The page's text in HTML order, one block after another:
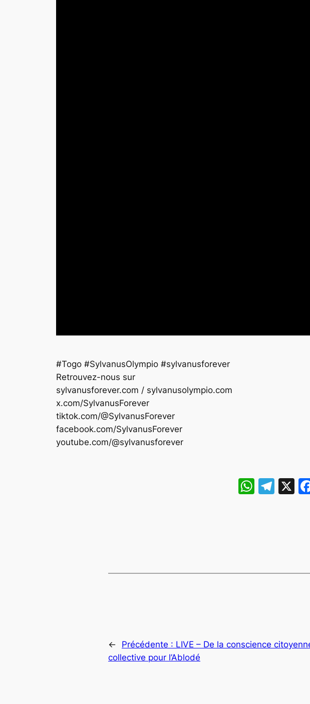
#Togo #SylvanusOlympio #sylvanusforever
Retrouvez-nous sur
sylvanusforever.com / sylvanusolympio.com
x.com/SylvanusForever
tiktok.com/@SylvanusForever
facebook.com/SylvanusForever
youtube.com/@sylvanusforever
X
← Précédente : LIVE – De la conscience
collective pour l’Ablodé